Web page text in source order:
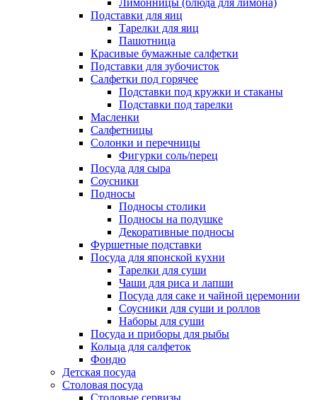
Лимонницы (блюда для лимона)
Подставки для яиц
Тарелки для яиц
Пашотница
Красивые бумажные салфетки
Подставки для зубочисток
Салфетки под горячее
Подставки под кружки и стаканы
Подставки под тарелки
Масленки
Салфетницы
Солонки и перечницы
Фигурки соль/перец
Посуда для сыра
Соусники
Подносы
Подносы столики
Подносы на подушке
Декоративные подносы
Фуршетные подставки
Посуда для японской кухни
Тарелки для суши
Чаши для риса и лапши
Посуда для саке и чайной церемонии
Соусники для суши и роллов
Наборы для суши
Посуда и приборы для рыбы
Кольца для салфеток
Фондю
Детская посуда
Столовая посуда
Столовые сервизы